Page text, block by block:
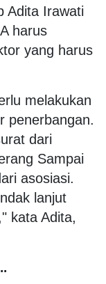
Adita Irawati
harus
yang harus
melakukan
penerbangan.
dari
Sampai
asosiasi.
lanjut
kata Adita,